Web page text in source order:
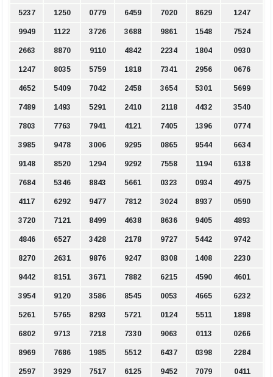
5237 1250 0779 6459 7020 8629 1247
9949 1122 3726 3688 9861 1548 7524
2663 8870 9110 4842 2234 1804 0930
1247 8035 5759 1818 7341 2956 0676
4652 5409 7042 2458 3654 5301 5699
7489 1493 5291 2410 2118 4432 3540
7803 7763 7941 4121 7405 1396 0774
3985 9478 3006 9295 0865 9544 6634
9148 8520 1294 9292 7558 1194 6138
7684 5346 8843 5661 0323 0934 4975
4117 6292 9477 7812 3024 8937 0590
3720 7121 8499 4638 8636 9405 4893
4846 6527 3428 2178 9727 5442 9742
8270 2631 9876 9247 8308 1408 2230
9442 8151 3671 7882 6215 4590 4601
3954 9120 3586 8545 0053 4665 6232
5261 5765 8293 5721 0124 5511 1898
6802 9713 7218 7330 9063 0113 0266
8969 7686 1985 5512 6437 0398 2284
2597 3929 7517 6125 9452 7079 0411